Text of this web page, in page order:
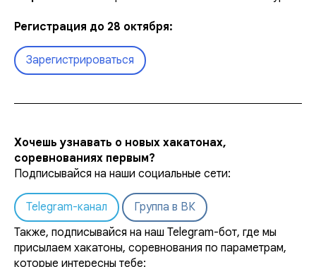
Регистрация до 28 октября:
Зарегистрироваться
Хочешь узнавать о новых хакатонах,
соревнованиях первым?
Подписывайся на наши социальные сети:
Telegram-канал
Группа в ВК
Также, подписывайся на наш Telegram-бот, где мы
присылаем хакатоны, соревнования по параметрам,
которые интересны тебе: